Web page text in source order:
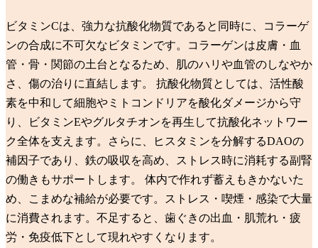
ビタミンCは、強力な抗酸化物質であると同時に、コラーゲ
ンの合成に不可欠なビタミンです。コラーゲンは皮膚・血
管・骨・関節の土台となるため、肌のハリや血管のしなやか
さ、傷の治りに直結します。 抗酸化物質としては、活性酸
素を中和して細胞やミトコンドリアを酸化ダメージから守
り、ビタミンEやグルタチオンを再生して抗酸化ネットワー
ク全体を支えます。さらに、ヒスタミンを分解するDAOの
補因子であり、鉄の吸収を高め、ストレス時に消耗する副腎
の働きもサポートします。 体内で作れず蓄えもきかないた
め、こまめな補給が必要です。ストレス・喫煙・感染で大量
に消費されます。不足すると、歯ぐきの出血・肌荒れ・疲
労・免疫低下として現れやすくなります。